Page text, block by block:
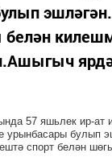
57 яшьлек ир-ат
урынбасары булып
спорт белән